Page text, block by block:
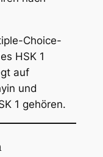
Choice-
HSK 1
auf
und
1 gehören.